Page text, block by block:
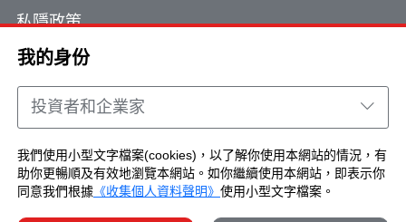
我的身份
投資者和企業家
我們使用小型文字檔案(cookies)，以了解你使用本網站的情況，有
助你更暢順及有效地瀏覽本網站。如你繼續使用本網站，即表示你
同意我們根據 《收集個人資料聲明》 使用小型文字檔案。
私隱政策
使用小型文字檔案
網頁指南
聯絡我們
Copyright © Brand Hong Kong. All Rights
Reserved.